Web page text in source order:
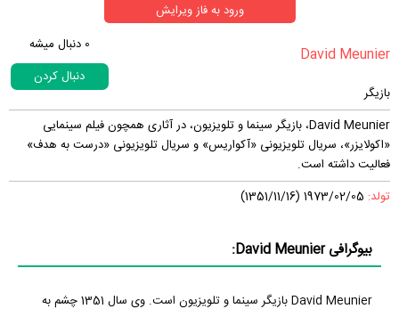
ورود به فاز ویرایش
0 دنبال میشه
دنبال کردن
بازیگر
David Meunier، بازیگر سینما و تلویزیون، در آثاری همچون فیلم سینمایی
«اکولایزر»، سریال تلویزیونی «آکواریس» و سریال تلویزیونی «درست به هدف»
فعالیت داشته است.
تولد:
بیوگرافی David Meunier:
David Meunier بازیگر سینما و تلویزیون است. وی سال 1351 چشم به